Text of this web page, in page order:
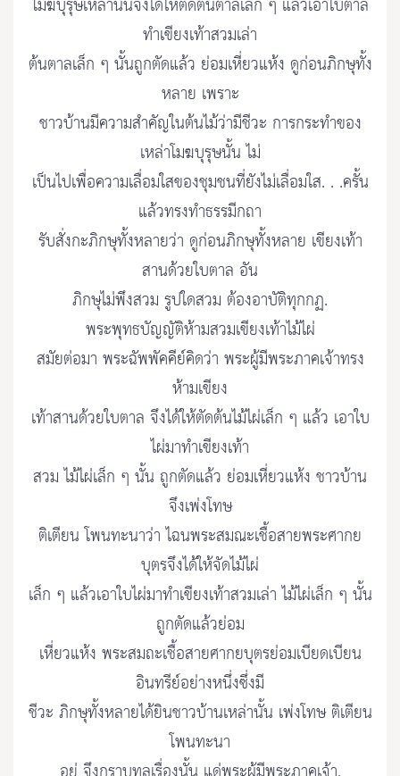
โมฆบุรุษเหล่านั้นจึงได้ให้ตัดต้นตาลเล็ก ๆ แล้วเอาใบตาล
ทำเขียงเท้าสวมเล่า
ต้นตาลเล็ก ๆ นั้นถูกตัดแล้ว ย่อมเหี่ยวแห้ง ดูก่อนภิกษุทั้ง
หลาย เพราะ
ชาวบ้านมีความสำคัญในต้นไม้ว่ามีชีวะ การกระทำของ
เหล่าโมฆบุรุษนั้น ไม่
เป็นไปเพื่อความเลื่อมใสของชุมชนที่ยังไม่เลื่อมใส. . .ครั้น
แล้วทรงทำธรรมีกถา
รับสั่งกะภิกษุทั้งหลายว่า ดูก่อนภิกษุทั้งหลาย เขียงเท้า
สานด้วยใบตาล อัน
ภิกษุไม่พึงสวม รูปใดสวม ต้องอาบัติทุกกฏ.
พระพุทธบัญญัติห้ามสวมเขียงเท้าไม้ไผ่
สมัยต่อมา พระฉัพพัคคีย์คิดว่า พระผู้มีพระภาคเจ้าทรง
ห้ามเขียง
เท้าสานด้วยใบตาล จึงได้ให้ตัดต้นไม้ไผ่เล็ก ๆ แล้ว เอาใบ
ไผ่มาทำเขียงเท้า
สวม ไม้ไผ่เล็ก ๆ นั้น ถูกตัดแล้ว ย่อมเหี่ยวแห้ง ชาวบ้าน
จึงเพ่งโทษ
ติเตียน โพนทะนาว่า ไฉนพระสมณะเชื้อสายพระศากย
บุตรจึงได้ให้จัดไม้ไผ่
เล็ก ๆ แล้วเอาใบไผ่มาทำเขียงเท้าสวมเล่า ไม้ไผ่เล็ก ๆ นั้น
ถูกตัดแล้วย่อม
เหี่ยวแห้ง พระสมถะเชื้อสายศากยบุตรย่อมเบียดเบียน
อินทรีย์อย่างหนึ่งซึ่งมี
ชีวะ ภิกษุทั้งหลายได้ยินชาวบ้านเหล่านั้น เพ่งโทษ ติเตียน
โพนทะนา